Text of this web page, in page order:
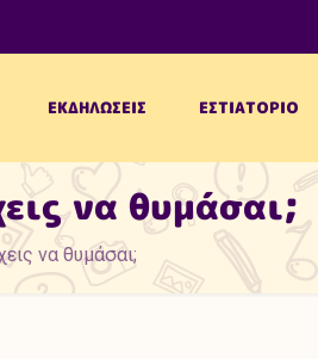
ΕΚΔΗΛΩΣΕΙΣ ΕΣΤΙΑΤΟΡΙΟ
να θυμάσαι;
να θυμάσαι;